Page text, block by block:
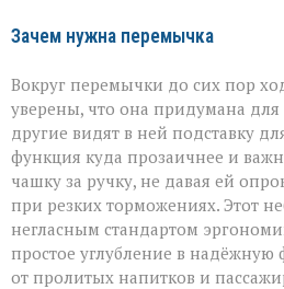
Зачем нужна перемычка
Вокруг перемычки до сих пор
уверены, что она придумана
другие видят в ней подставку
функция куда прозаичнее и
чашку за ручку, не давая ей
при резких торможениях. Этот
негласным стандартом
простое углубление в надёжную
от пролитых напитков и